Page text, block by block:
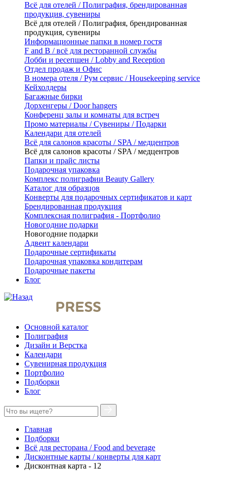
Всё для отелей / Полиграфия, брендированная
продукция, сувениры
Всё для отелей / Полиграфия, брендированная
продукция, сувениры
Информационные папки в номер гостя
F and B / всё для ресторанной службы
Лобби и ресепшен / Lobby and Reception
Отдел продаж и Офис
В номера отеля / Рум сервис / Housekeeping service
Кейхолдеры
Багажные бирки
Дорхенгеры / Door hangers
Конференц залы и комнаты для встреч
Промо материалы / Сувениры / Подарки
Календари для отелей
Всё для салонов красоты / SPA / медцентров
Всё для салонов красоты / SPA / медцентров
Папки и прайс листы
Подарочная упаковка
Комплекс полиграфии Beauty Gallery
Каталог для образцов
Конверты для подарочных сертификатов и карт
Брендированная продукция
Комплексная полиграфия - Портфолио
Новогодние подарки
Новогодние подарки
Адвент календари
Подарочные сертификаты
Подарочная упаковка кондитерам
Подарочные пакеты
Блог
Основной каталог
Полиграфия
Дизайн и Верстка
Календари
Сувенирная продукция
Портфолио
Подборки
Блог
Главная
Подборки
Всё для ресторана / Food and beverage
Дисконтные карты / конверты для карт
Дисконтная карта - 12